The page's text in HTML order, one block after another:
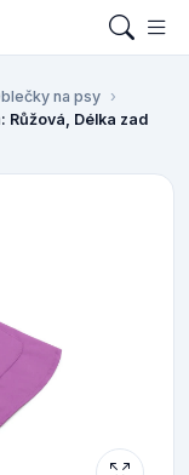
na psy
Růžová, Délka zad